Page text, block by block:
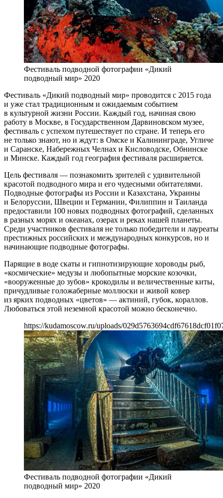
Фестиваль подводной фотографии «Дикий
подводный мир» 2020
Фестиваль «Дикий подводный мир» проводится с 2015 года
и уже стал традиционным и ожидаемым событием
в культурной жизни России. Каждый год, начиная свою
работу в Москве, в Государственном Дарвиновском музее,
фестиваль с успехом путешествует по стране. И теперь его
не только знают, но и ждут: в Омске и Калининграде, Угличе
и Саранске, Набережных Челнах и Кисловодске, Обнинске
и Минске. Каждый год география фестиваля расширяется.
Цель фестиваля — познакомить зрителей с удивительной
красотой подводного мира и его чудесными обитателями.
Подводные фотографы из России и Казахстана, Украины
и Белоруссии, Швеции и Германии, Филиппин и Таиланда
предоставили 100 новых подводных фотографий, сделанных
в разных морях и океанах, озерах и реках нашей планеты.
Среди участников фестиваля не только победители и лауреаты
престижных российских и международных конкурсов, но и
начинающие подводные фотографы.
Парящие в воде скаты и гипнотизирующие хороводы рыб,
«космические» медузы и любопытные морские козочки,
«вооруженные до зубов» крокодилы и величественные киты,
причудливые голожаберные моллюски и живой ковер
из ярких подводных «цветов» — актиний, губок, кораллов.
Любоваться этой неземной красотой можно бесконечно.
https://kudamoscow.ru/uploads/
Фестиваль подводной фотографии «Дикий
подводный мир» 2020